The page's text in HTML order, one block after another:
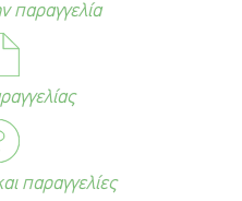
παραγγελία
παραγγελίες